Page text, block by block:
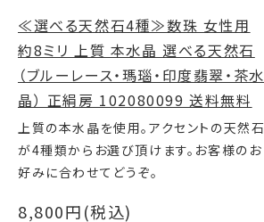
≪選べる天然石4種≫数珠 女性用
約8ミリ 上質 本水晶 選べる天然石
（ブルーレース・瑪瑙・印度翡翠・茶水
晶） 正絹房 102080099 送料無料
上質の本水晶を使用。アクセントの天然石
が4種類からお選び頂けます。お客様のお
好みに合わせてどうぞ。
8,800円(税込)